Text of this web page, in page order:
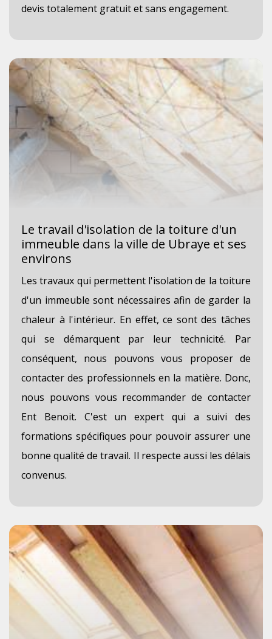
devis totalement gratuit et sans engagement.
Le travail d'isolation de la toiture d'un
immeuble dans la ville de Ubraye et ses
environs
Les travaux qui permettent l'isolation de la toiture
d'un immeuble sont nécessaires afin de garder la
chaleur à l'intérieur. En effet, ce sont des tâches
qui se démarquent par leur technicité. Par
conséquent, nous pouvons vous proposer de
contacter des professionnels en la matière. Donc,
nous pouvons vous recommander de contacter
Ent Benoit. C'est un expert qui a suivi des
formations spécifiques pour pouvoir assurer une
bonne qualité de travail. Il respecte aussi les délais
convenus.